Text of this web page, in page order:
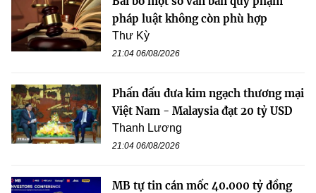
pháp luật không còn phù hợp
Thư Kỳ
21:04 06/08/2026
Phấn đấu đưa kim ngạch thương mại
Việt Nam - Malaysia đạt 20 tỷ USD
Thanh Lương
21:04 06/08/2026
MB tự tin cán mốc 40.000 tỷ đồng